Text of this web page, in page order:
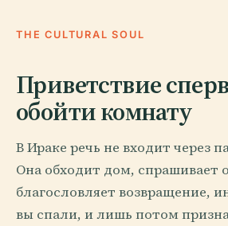
THE CULTURAL SOUL
Приветствие
обойти комнату
В Ираке речь не входит через
Она обходит дом, спрашивает
благословляет возвращение,
вы спали, и лишь потом